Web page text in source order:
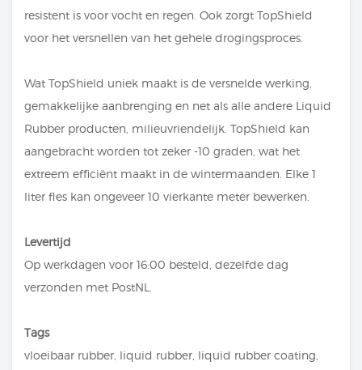
resistent is voor vocht en regen. Ook zorgt TopShield
voor het versnellen van het gehele drogingsproces.
Wat TopShield uniek maakt is de versnelde werking,
gemakkelijke aanbrenging en net als alle andere Liquid
Rubber producten, milieuvriendelijk. TopShield kan
aangebracht worden tot zeker -10 graden, wat het
extreem efficiënt maakt in de wintermaanden. Elke 1
liter fles kan ongeveer 10 vierkante meter bewerken.
Levertijd
Op werkdagen voor 16:00 besteld, dezelfde dag
verzonden met PostNL.
Tags
vloeibaar rubber, liquid rubber, liquid rubber coating,